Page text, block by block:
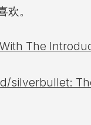
。
The
silverbullet: